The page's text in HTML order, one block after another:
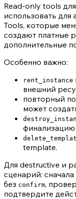
Read-only tools
использовать для
Tools, которые
создают платные
дополнительные
Особенно важно:
rent_instance
внешний
повторный
может
финализацию
template.
Для destructive и
сценарий:
без confirm,
подтвердите